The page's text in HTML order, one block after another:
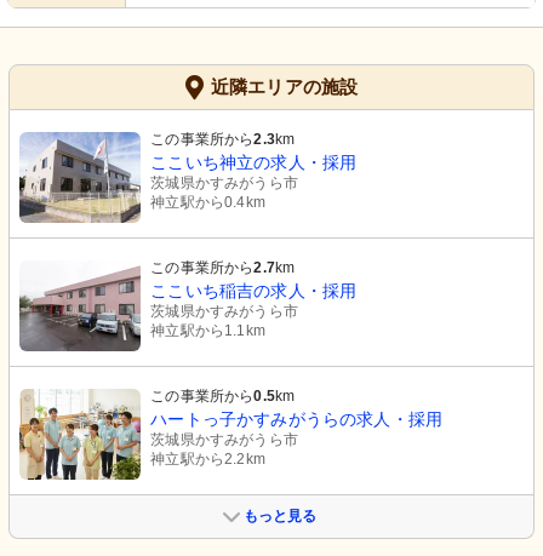
近隣エリアの施設
この事業所から2.3km
ここいち神立の求人・採用
茨城県かすみがうら市
神立駅から0.4km
この事業所から2.7km
ここいち稲吉の求人・採用
茨城県かすみがうら市
神立駅から1.1km
この事業所から0.5km
ハートっ子かすみがうらの求人・採用
茨城県かすみがうら市
神立駅から2.2km
もっと見る